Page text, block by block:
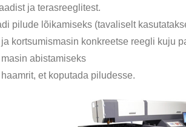
ja terasreeglitest.
pilude lõikamiseks (tavaliselt
kortsumismasin konkreetse reegli kuju
abistamiseks
et koputada piludesse.